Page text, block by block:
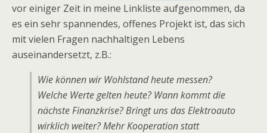
vor einiger Zeit in meine Linkliste aufgenommen, da
es ein sehr spannendes, offenes Projekt ist, das sich
mit vielen Fragen nachhaltigen Lebens
auseinandersetzt, z.B.:
Wie können wir Wohlstand heute messen?
Welche Werte gelten heute? Wann kommt die
nächste Finanzkrise? Bringt uns das Elektroauto
wirklich weiter? Mehr Kooperation statt